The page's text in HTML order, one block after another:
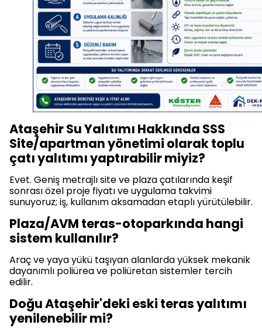
Ataşehir Su Yalıtımı Hakkında SSS
Site/apartman yönetimi olarak toplu
çatı yalıtımı yaptırabilir miyiz?
Evet. Geniş metrajlı site ve plaza çatılarında keşif
sonrası özel proje fiyatı ve uygulama takvimi
sunuyoruz; iş, kullanım aksamadan etaplı yürütülebilir.
Plaza/AVM teras-otoparkında hangi
sistem kullanılır?
Araç ve yaya yükü taşıyan alanlarda yüksek mekanik
dayanımlı poliürea ve poliüretan sistemler tercih
edilir.
Doğu Ataşehir'deki eski teras yalıtımı
yenilenebilir mi?